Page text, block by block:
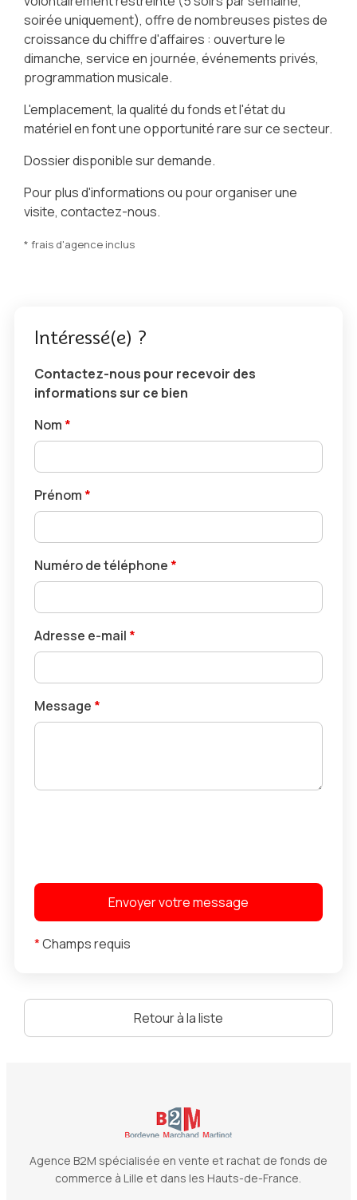
soirée uniquement), offre de nombreuses pistes de
croissance du chiffre d'affaires : ouverture le
dimanche, service en journée, événements privés,
programmation musicale.
L'emplacement, la qualité du fonds et l'état du
matériel en font une opportunité rare sur ce secteur.
Dossier disponible sur demande.
Pour plus d'informations ou pour organiser une
visite, contactez-nous.
* frais d'agence inclus
Intéressé(e) ?
Contactez-nous pour recevoir des
informations sur ce bien
Nom *
Prénom *
Numéro de téléphone *
Adresse e-mail *
Message *
*Champs requis
Retour à la liste
Agence B2M spécialisée en vente et rachat de fonds de
commerce à Lille et dans les Hauts-de-France.